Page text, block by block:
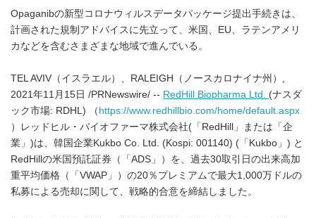
Opaganibの新型コロナウィルスデータパッケージ提出手続きは、
計画された規制アドバイスに先立って、米国、EU、ラテンアメリ
カなどを含むさまざまな地域で進んでいる。
TEL AVIV（イスラエル）、RALEIGH（ノースカロナイナ州）,
2021年11月15日 /PRNewswire/ -- RedHill Biopharma Ltd. (ナスダ
ック市場: RDHL) （ https://www.redhillbio.com/home/default.aspx
）レッドヒル・バイオファーマ株式会社(「RedHill」または「企
業」)は、韓国企業Kukbo Co. Ltd. (Kospi: 001140) (「Kukbo」) と
RedHillの米国預託証券（「ADS」）を、過去30取引日の出来高加
重平均価格（「VWAP」）の20％プレミアムで最大1,000万ドルの
私募による売却に関して、戦略的合意を締結しました。